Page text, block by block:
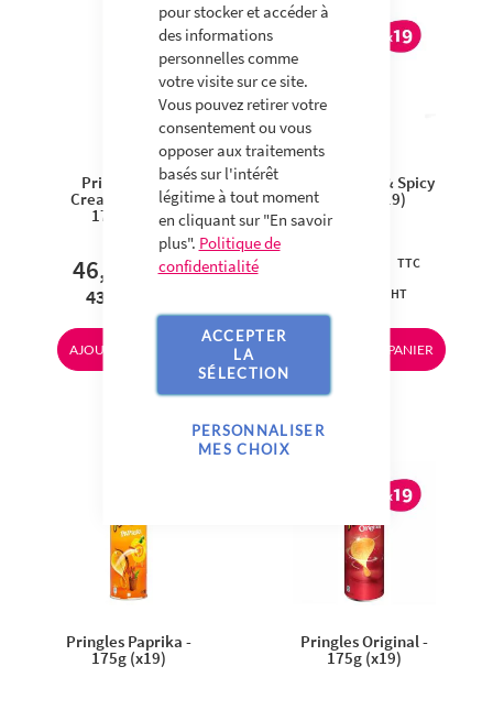
pour stocker et accéder à
des informations
personnelles comme
votre visite sur ce site.
Vous pouvez retirer votre
consentement ou vous
opposer aux traitements
basés sur l'intérêt
légitime à tout moment
en cliquant sur "En savoir
plus". Politique de
confidentialité
ACCEPTER
LA
SÉLECTION
PERSONNALISER
MES CHOIX
Pringles Sour
Cream & Onion -
175g (x19)
46,00 €
43,60 €
AJOUTER AU PANIER
Pringles Hot & Spicy
- 175g (x19)
AJOUTER AU PANIER
Pringles Paprika -
175g (x19)
Pringles Original -
175g (x19)